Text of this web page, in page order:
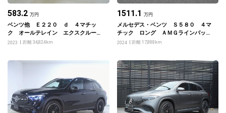
583.2 万円
ベンツ他 Ｅ２２０ ｄ ４マチッ
ク オールテレイン エクスクルーシ
ブパッケージ
2023 距離 34,824km
1511.1 万円
メルセデス・ベンツ Ｓ５８０ ４マ
チック ロング ＡＭＧラインパッケ
ージ レザーエクスクルーシブパッケ
2024 距離 17,888km